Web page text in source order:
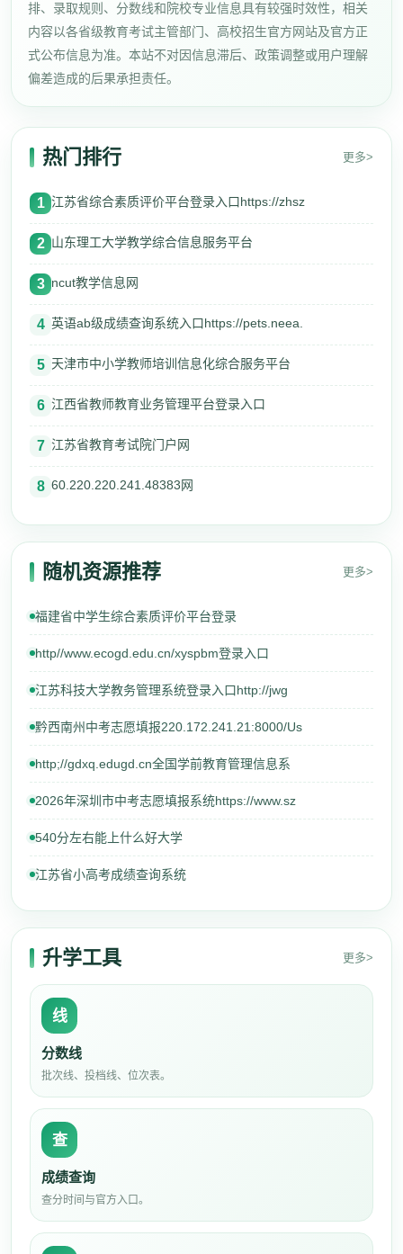
排、录取规则、分数线和院校专业信息具有较强时效性，相关
内容以各省级教育考试主管部门、高校招生官方网站及官方正
式公布信息为准。本站不对因信息滞后、政策调整或用户理解
偏差造成的后果承担责任。
热门排行 更多>
1 江苏省综合素质评价平台登录入口https://zhsz
2 山东理工大学教学综合信息服务平台
3 ncut教学信息网
4 英语ab级成绩查询系统入口https://pets.neea.
5 天津市中小学教师培训信息化综合服务平台
6 江西省教师教育业务管理平台登录入口
7 江苏省教育考试院门户网
8 60.220.220.241.48383网
随机资源推荐 更多>
福建省中学生综合素质评价平台登录
http//www.ecogd.edu.cn/xyspbm登录入口
江苏科技大学教务管理系统登录入口http://jwg
黔西南州中考志愿填报220.172.241.21:8000/Us
http;//gdxq.edugd.cn全国学前教育管理信息系
2026年深圳市中考志愿填报系统https://www.sz
540分左右能上什么好大学
江苏省小高考成绩查询系统
升学工具 更多>
线
分数线
批次线、投档线、位次表。
查
成绩查询
查分时间与官方入口。